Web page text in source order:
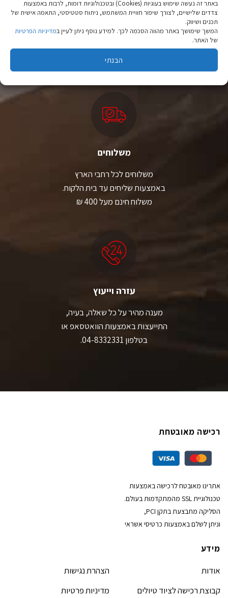
באתר זה נעשה שימוש בעוגיות (Cookies) ובטכנולוגיות דומות, לרבות באמצעות
צדדים שלישיים, לצורך שיפור חוויית המשתמש, ניתוח סטטיסטי, התאמה אישית של
תכנים ושיווק.
המשך שימושך באתר מהווה הסכמה לכך. למידע נוסף ניתן לעיין במדיניות הפרטיות
של האתר.
הבנתי
ציוד טיולים
יבוא ישיר לצד מותגים מובילים במחירים ללא תחרות.
משלוחים
משלוחים לכל רחבי הארץ
באמצעות שליחים עד בית הלקוח.
משלוח חינם מעל 400 ₪
עזרה וייעוץ
מענה מהיר על כל שאלה, בעיה,
התייעצות באמצעות הוואטסאפ או
בטלפון 04-8332331.
רכישה מאובטחת
אתרינו מאובטח לרכישה באמצעות
טכנולוגיית SSL מהמתקדמות בעולם.
הסליקה מתבצעת בתקן PCI,
וניתן לשלם באמצעות כרטיסי אשראי
מידע
אודות
קבוצת רכישה לציוד טיולים
הצהרת נגישות
מדיניות פרטיות